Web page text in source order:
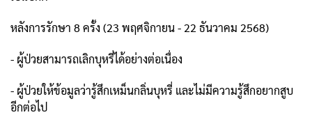
หลังการรักษา 8 ครั้ง (23 พฤศจิกายน - 22 ธันวาคม 2568)
- ผู้ป่วยสามารถเลิกบุหรี่ได้อย่างต่อเนื่อง
- ผู้ป่วยให้ข้อมูลว่ารู้สึกเหม็นกลิ่นบุหรี่ และไม่มีความรู้สึกอยากสูบ
อีกต่อไป